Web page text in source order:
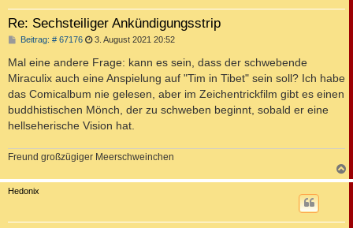
Re: Sechsteiliger Ankündigungsstrip
Beitrag: # 67176B
i
r
g
3. August 2021 20:52
Mal eine andere Frage: kann es sein, dass der schwebende
Miraculix auch eine Anspielung auf "Tim in Tibet" sein soll? Ich habe
das Comicalbum nie gelesen, aber im Zeichentrickfilm gibt es einen
buddhistischen Mönch, der zu schweben beginnt, sobald er eine
hellseherische Vision hat.
Freund großzügiger Meerschweinchen
a
Hedonix